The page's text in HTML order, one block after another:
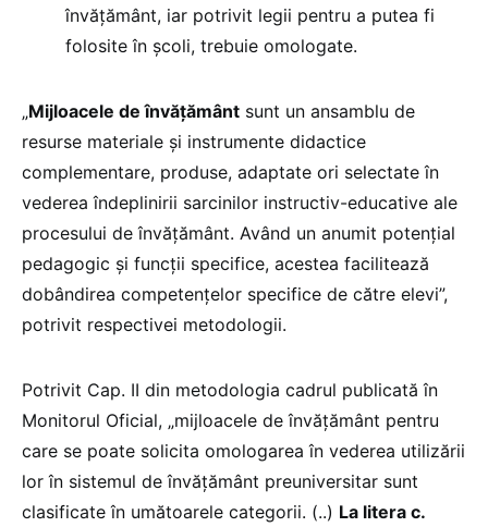
învățământ, iar potrivit legii pentru a putea fi
folosite în școli, trebuie omologate.
„Mijloacele de învățământ sunt un ansamblu de
resurse materiale și instrumente didactice
complementare, produse, adaptate ori selectate în
vederea îndeplinirii sarcinilor instructiv-educative ale
procesului de învățământ. Având un anumit potențial
pedagogic și funcții specifice, acestea facilitează
dobândirea competențelor specifice de către elevi”,
potrivit respectivei metodologii.
Potrivit Cap. II din metodologia cadrul publicată în
Monitorul Oficial, „mijloacele de învățământ pentru
care se poate solicita omologarea în vederea utilizării
lor în sistemul de învățământ preuniversitar sunt
clasificate în umătoarele categorii. (..) La litera c.